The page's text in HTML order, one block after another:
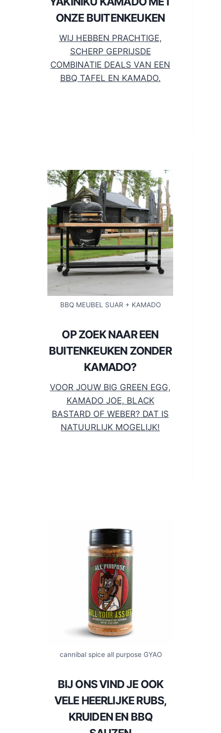
ONZE BUITENKEUKEN
WIJ HEBBEN PRACHTIGE,
SCHERP GEPRIJSDE
COMBINATIE DEALS VAN EEN
BBQ TAFEL EN KAMADO.
BBQ MEUBEL SUAR + KAMADO
OP ZOEK NAAR EEN
BUITENKEUKEN ZONDER
KAMADO?
VOOR JOUW BIG GREEN EGG,
KAMADO JOE, BLACK
BASTARD OF WEBER? DAT IS
NATUURLIJK MOGELIJK!
cannibal spice all purpose GYAO
BIJ ONS VIND JE OOK
VELE HEERLIJKE RUBS,
KRUIDEN EN BBQ